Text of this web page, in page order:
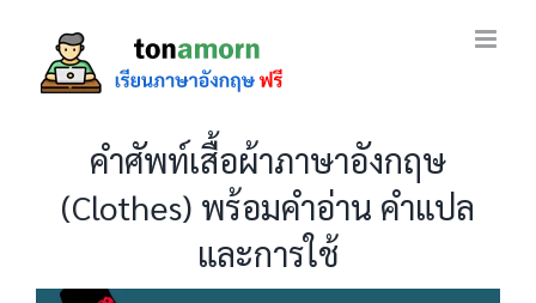
content
คำศัพท์เสื้อผ้าภาษาอังกฤษ
(Clothes) พร้อมคำอ่าน คำแปล
และการใช้